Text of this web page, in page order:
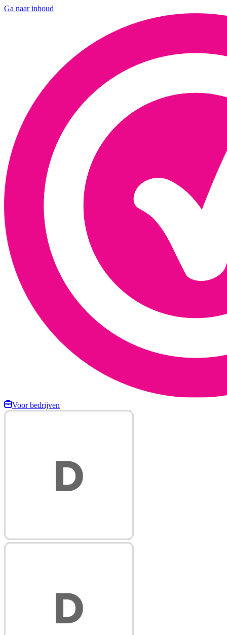
Ga naar inhoud
Voor bedrijven